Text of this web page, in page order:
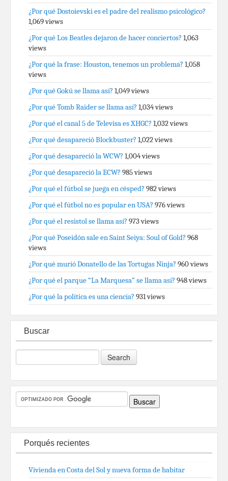
¿Por qué Dostoievski es el padre del realismo psicológico?
1,069 views
¿Por qué Los Beatles dejaron de hacer conciertos? 1,063
views
¿Por qué la frase: Houston, tenemos un problema? 1,058
views
¿Por qué Gokú se llama así? 1,049 views
¿Por qué Tomb Raider se llama así? 1,034 views
¿Por qué el canal 5 de Televisa es XHGC? 1,032 views
¿Por qué desapareció Blockbuster? 1,022 views
¿Por qué desapareció la WCW? 1,004 views
¿Por qué desapareció la ECW? 985 views
¿Por qué el fútbol se juega en césped? 982 views
¿Por qué el fútbol no es popular en USA? 976 views
¿Por qué el resistol se llama así? 973 views
¿Por qué Poseidón sale en Saint Seiya: Soul of Gold? 968
views
¿Por qué murió Donatello de las Tortugas Ninja? 960 views
¿Por qué el parque “La Marquesa” se llama así? 948 views
¿Por qué la política es una ciencia? 931 views
Buscar
Porqués recientes
Vivienda en Costa del Sol y nueva forma de habitar